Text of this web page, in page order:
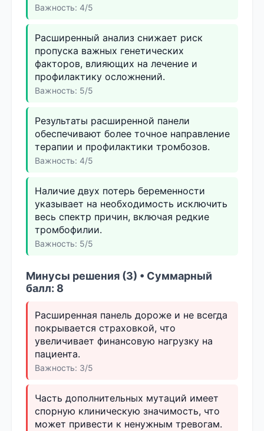
Важность: 4/5
Расширенный анализ снижает риск
пропуска важных генетических
факторов, влияющих на лечение и
профилактику осложнений.
Важность: 5/5
Результаты расширенной панели
обеспечивают более точное направление
терапии и профилактики тромбозов.
Важность: 4/5
Наличие двух потерь беременности
указывает на необходимость исключить
весь спектр причин, включая редкие
тромбофилии.
Важность: 5/5
Минусы решения (3) • Суммарный
балл: 8
Расширенная панель дороже и не всегда
покрывается страховкой, что
увеличивает финансовую нагрузку на
пациента.
Важность: 3/5
Часть дополнительных мутаций имеет
спорную клиническую значимость, что
может привести к ненужным тревогам.